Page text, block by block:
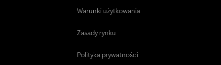
Warunki użytkowania
Zasady rynku
Polityka prywatności